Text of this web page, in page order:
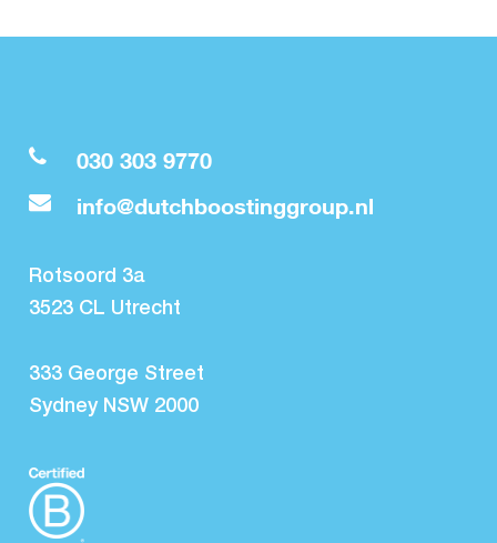
030 303 9770
info@dutchboostinggroup.nl
Rotsoord 3a
3523 CL Utrecht
333 George Street
Sydney NSW 2000